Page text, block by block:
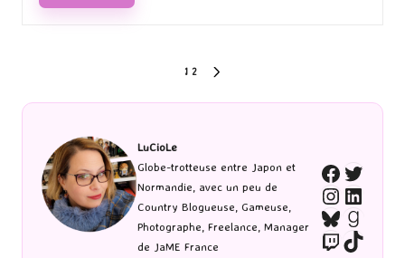
des
publications
1 2
LuCioLe
Globe-trotteuse entre Japon et
Normandie, avec un peu de
Country Blogueuse, Gameuse,
Photographe, Freelance, Manager
de JaME France
Bluesky
TwitchTikTok